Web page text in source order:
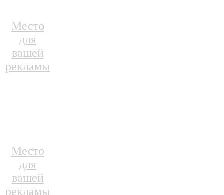
Место
для
вашей
рекламы
Место
для
вашей
рекламы